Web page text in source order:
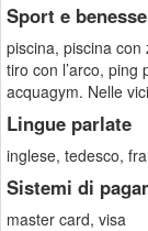
Sport e
piscina, piscina con
tiro con l’arco,
acquagym. Nelle
Lingue parlate
inglese, tedesco,
Sistemi di
master card, visa